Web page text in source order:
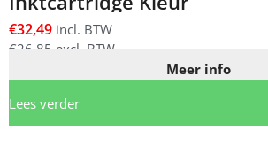
€32,49 incl. BTW
€26,85 excl. BTW
Meer info
Lees verder